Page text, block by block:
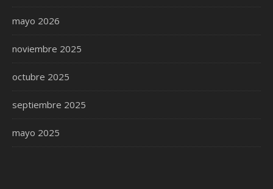
mayo 2026
noviembre 2025
octubre 2025
septiembre 2025
mayo 2025